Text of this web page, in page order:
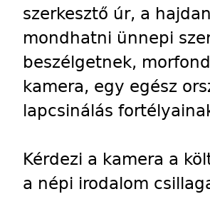
szerkesztő úr, a
mondhatni ünnepi
beszélgetnek,
kamera, egy egész
lapcsinálás
Kérdezi a kamera a
a népi irodalom